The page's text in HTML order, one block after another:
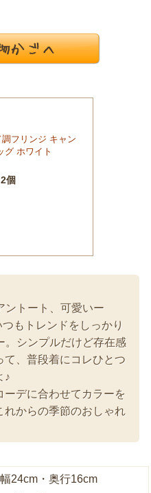
ントート、可愛いー
もトレンドをしっかり
。シンプルだけど存在感
て、普段着にコレひとつ
♪
ーデに合わせてカラーを
れからの季節のおしゃれ
24cm・奥行16cm